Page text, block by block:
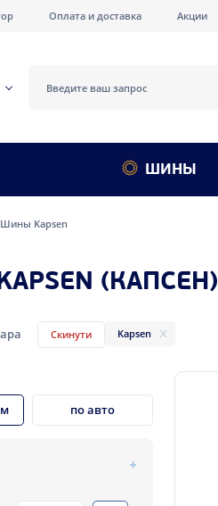
Оплата и доставка Акции
ШИНЫ
Шины Kapsen
(КАПСЕН)
Скинути Kapsen
по авто